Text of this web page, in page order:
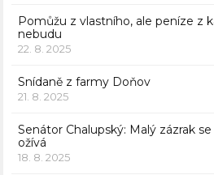
Pomůžu z vlastního, ale peníze z
nebudu
22. 8. 2025
Snídaně z farmy Doňov
21. 8. 2025
Senátor Chalupský: Malý zázrak
ožívá
18. 8. 2025